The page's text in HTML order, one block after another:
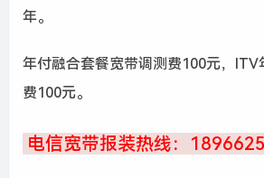
年。
年付融合套餐宽带调测费100元，ITV
费100元。
电信宽带报装热线：